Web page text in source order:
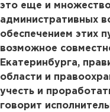
это еще и
административных
обеспечением этих
возможное
Екатеринбурга,
области и
учесть и
говорит